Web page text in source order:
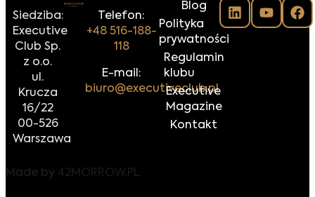
Siedziba:
Executive
Club Sp.
z o.o.
ul.
Krucza
16/22
00-526
Warszawa
Telefon:
+48 516-188-
118
E-mail:
biuro@executiveclub.pl
Blog
Polityka
prywatności
Regulamin
klubu
Executive
Magazine
Kontakt
Made by 42MORROW.PL